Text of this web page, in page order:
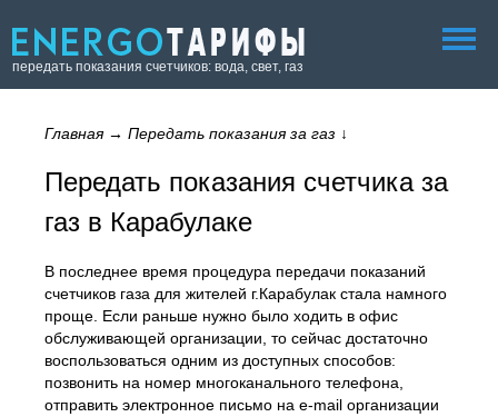
передать показания счетчиков: вода, свет, газ
Главная→ Передать показания за газ ↓
Передать показания счетчика за
газ в Карабулаке
В последнее время процедура передачи показаний
счетчиков газа для жителей г.Карабулак стала намного
проще. Если раньше нужно было ходить в офис
обслуживающей организации, то сейчас достаточно
воспользоваться одним из доступных способов:
позвонить на номер многоканального телефона,
отправить электронное письмо на e-mail организации